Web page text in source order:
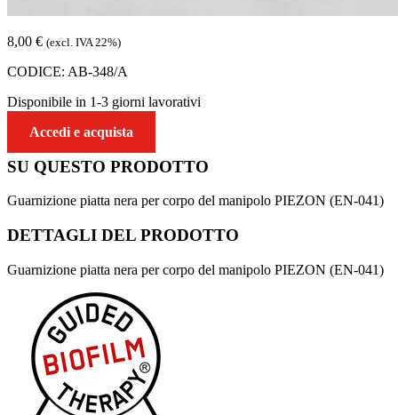
8,00 € (excl. IVA 22%)
CODICE: AB-348/A
Disponibile in 1-3 giorni lavorativi
Accedi e acquista
SU QUESTO PRODOTTO
Guarnizione piatta nera per corpo del manipolo PIEZON (EN-041)
DETTAGLI DEL PRODOTTO
Guarnizione piatta nera per corpo del manipolo PIEZON (EN-041)